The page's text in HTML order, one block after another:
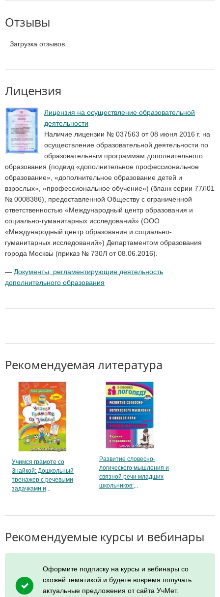
Отзывы
Загрузка отзывов...
Лицензия
Лицензия на осуществление образовательной
деятельности
Наличие лицензии № 037563 от 08 июня 2016 г. на
осуществление образовательной деятельности по
образовательным программам дополнительного
образования (подвид «дополнительное профессиональное
образование», «дополнительное образование детей и
взрослых», «профессиональное обучение») (бланк серии 77Л01
№ 0008386), предоставленной Обществу с ограниченной
ответственностью «Международный центр образования и
социально-гуманитарных исследований» (ООО
«Международный центр образования и социально-
гуманитарных исследований») Департаментом образования
города Москвы (приказ № 730Л от 08.06.2016).
— Документы, регламентирующие деятельность
дополнительного образования
Рекомендуемая литература
Учимся грамоте со
Знайкой: Дошкольный
тренажер с речевыми
задачками и
Развитие словесно-
логического мышления и
связной речи младших
школьников:
Рекомендуемые курсы и вебинары
Оформите подписку на курсы и вебинары со
схожей тематикой и будете вовремя получать
актуальные предложения от сайта УчМет.